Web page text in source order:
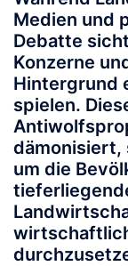
Medien und
Debatte
Konzerne
Hintergrund
spielen.
dämonisiert,
um die